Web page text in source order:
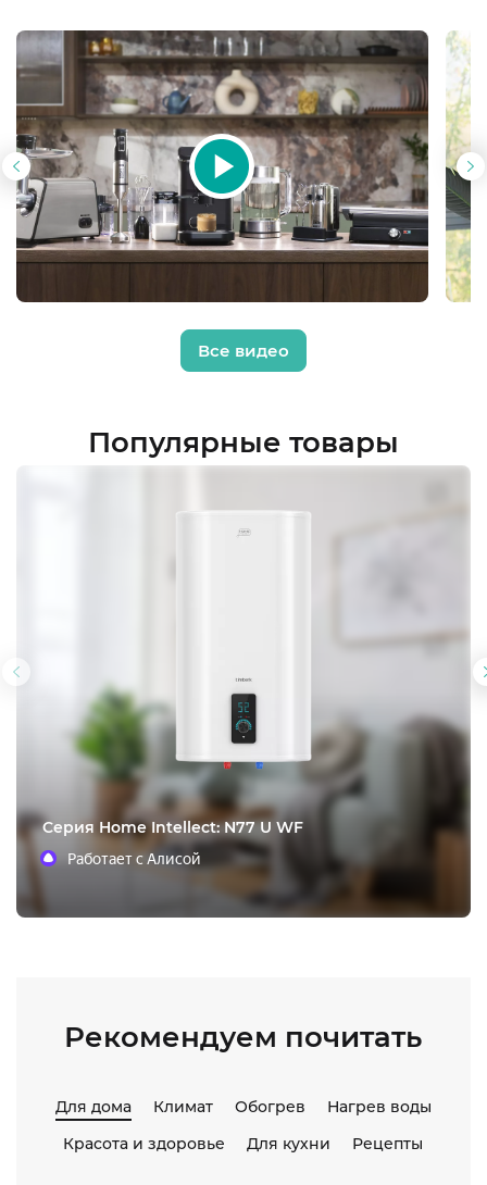
Все видео
Популярные товары
Предыдущий
Cерия Home Intellect: N77 U WF
Работает с Алисой
Рекомендуем почитать
Для дома Климат Обогрев
Нагрев воды
Красота и здоровье
Для кухни Рецепты